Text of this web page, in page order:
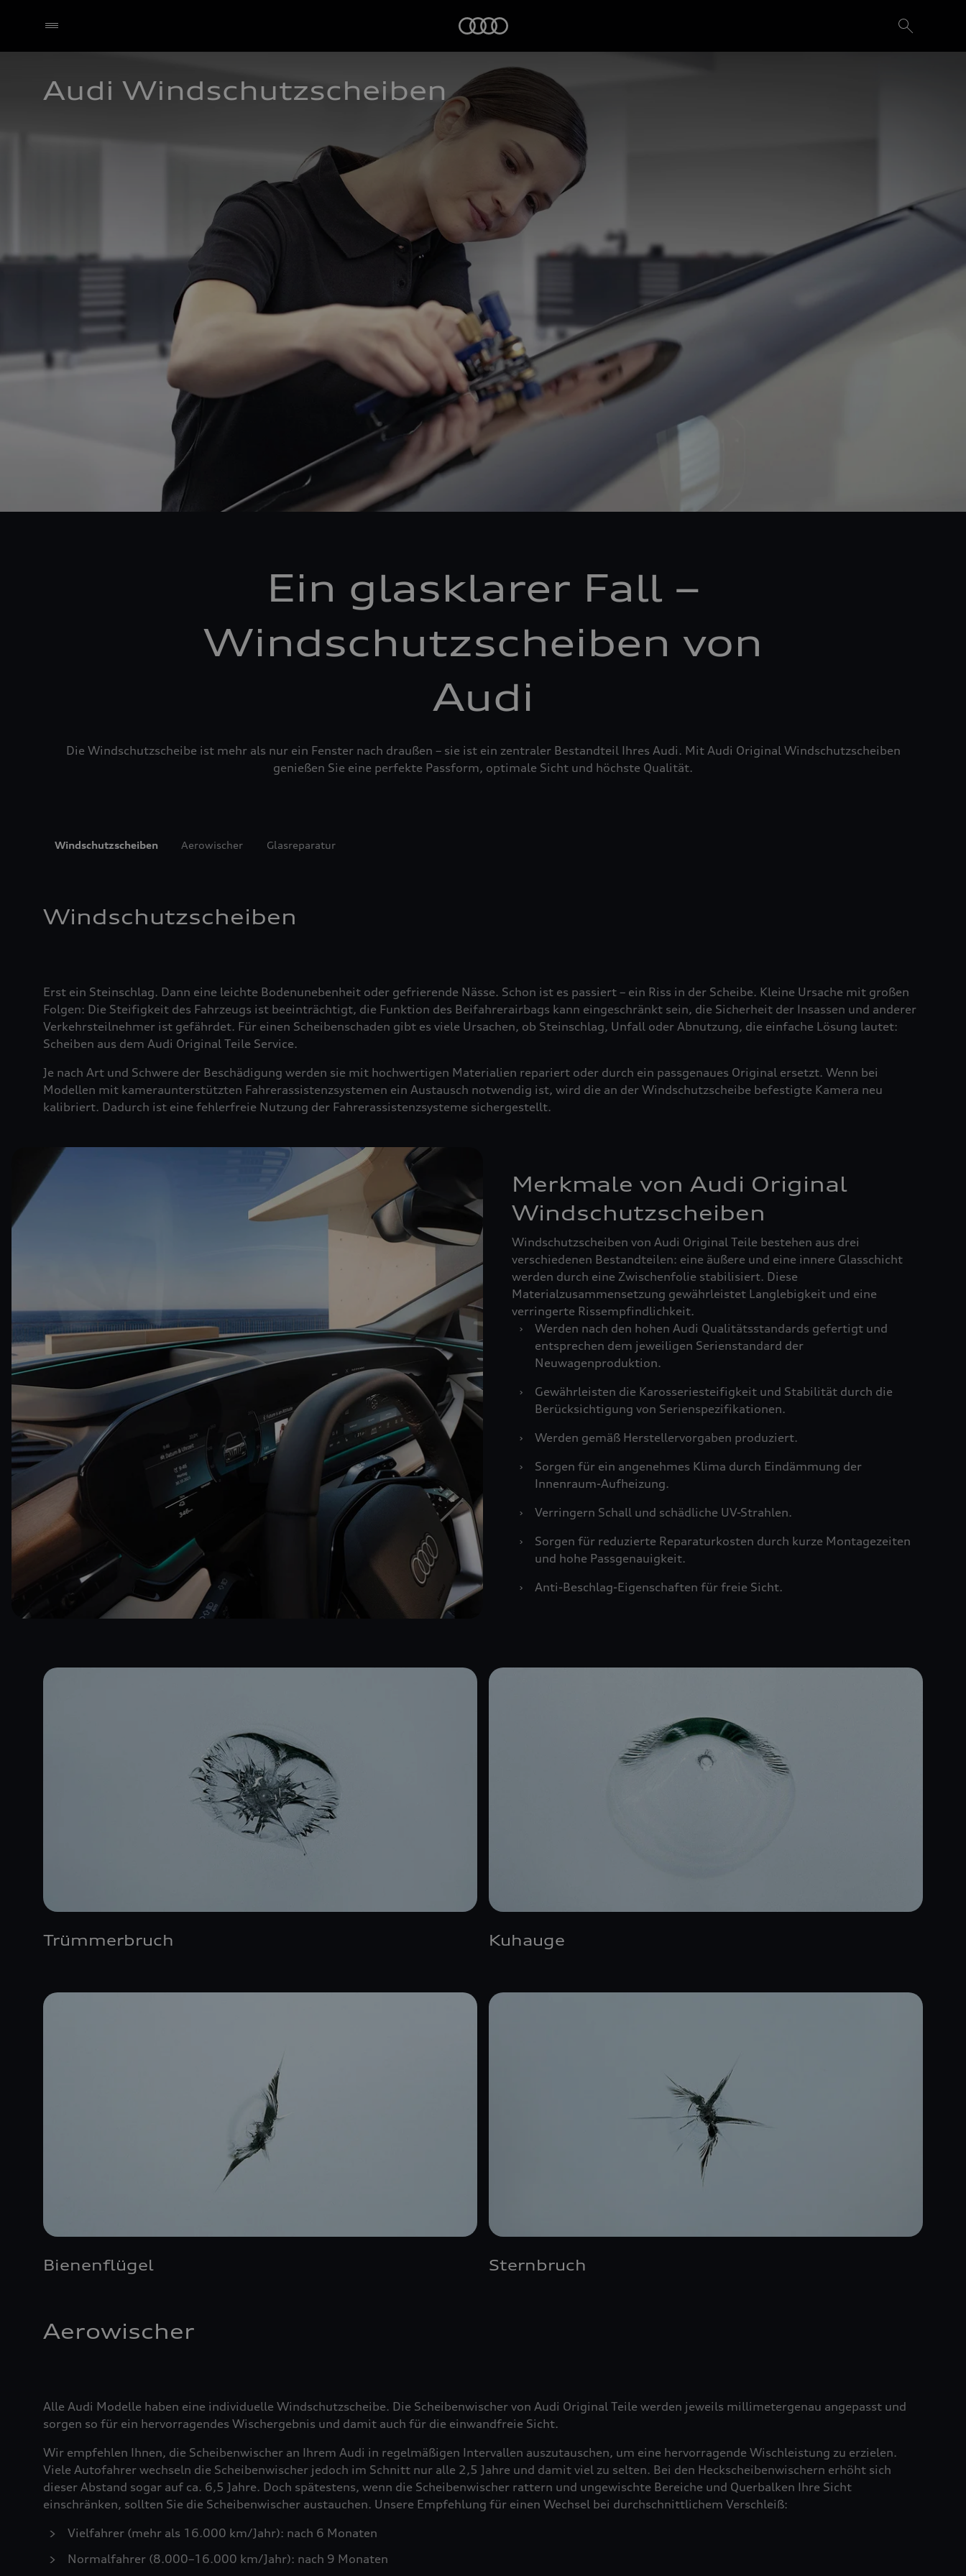
Audi Windschutzscheiben
Ein glasklarer Fall –
Windschutzscheiben von
Audi
Die Windschutzscheibe ist mehr als nur ein Fenster nach draußen – sie ist ein zentraler Bestandteil Ihres Audi. Mit Audi Original Windschutzscheiben
genießen Sie eine perfekte Passform, optimale Sicht und höchste Qualität.
Windschutzscheiben Aerowischer Glasreparatur
Windschutzscheiben
Erst ein Steinschlag. Dann eine leichte Bodenunebenheit oder gefrierende Nässe. Schon ist es passiert – ein Riss in der Scheibe. Kleine Ursache mit großen
Folgen: Die Steifigkeit des Fahrzeugs ist beeinträchtigt, die Funktion des Beifahrerairbags kann eingeschränkt sein, die Sicherheit der Insassen und anderer
Verkehrsteilnehmer ist gefährdet. Für einen Scheibenschaden gibt es viele Ursachen, ob Steinschlag, Unfall oder Abnutzung, die einfache Lösung lautet:
Scheiben aus dem Audi Original Teile Service.
Je nach Art und Schwere der Beschädigung werden sie mit hochwertigen Materialien repariert oder durch ein passgenaues Original ersetzt. Wenn bei
Modellen mit kameraunterstützten Fahrerassistenzsystemen ein Austausch notwendig ist, wird die an der Windschutzscheibe befestigte Kamera neu
kalibriert. Dadurch ist eine fehlerfreie Nutzung der Fahrerassistenzsysteme sichergestellt.
Merkmale von Audi Original
Windschutzscheiben
Windschutzscheiben von Audi Original Teile bestehen aus drei
verschiedenen Bestandteilen: eine äußere und eine innere Glasschicht
werden durch eine Zwischenfolie stabilisiert. Diese
Materialzusammensetzung gewährleistet Langlebigkeit und eine
verringerte Rissempfindlichkeit.
›
Werden nach den hohen Audi Qualitätsstandards gefertigt und
entsprechen dem jeweiligen Serienstandard der
Neuwagenproduktion.
›
Gewährleisten die Karosseriesteifigkeit und Stabilität durch die
Berücksichtigung von Serienspezifikationen.
›
Werden gemäß Herstellervorgaben produziert.
›
Sorgen für ein angenehmes Klima durch Eindämmung der
Innenraum-Aufheizung.
›
Verringern Schall und schädliche UV-Strahlen.
›
Sorgen für reduzierte Reparaturkosten durch kurze Montagezeiten
und hohe Passgenauigkeit.
›
Anti-Beschlag-Eigenschaften für freie Sicht.
Trümmerbruch Kuhauge
Bienenflügel Sternbruch
Aerowischer
Alle Audi Modelle haben eine individuelle Windschutzscheibe. Die Scheibenwischer von Audi Original Teile werden jeweils millimetergenau angepasst und
sorgen so für ein hervorragendes Wischergebnis und damit auch für die einwandfreie Sicht.
Wir empfehlen Ihnen, die Scheibenwischer an Ihrem Audi in regelmäßigen Intervallen auszutauschen, um eine hervorragende Wischleistung zu erzielen.
Viele Autofahrer wechseln die Scheibenwischer jedoch im Schnitt nur alle 2,5 Jahre und damit viel zu selten. Bei den Heckscheibenwischern erhöht sich
dieser Abstand sogar auf ca. 6,5 Jahre. Doch spätestens, wenn die Scheibenwischer rattern und ungewischte Bereiche und Querbalken Ihre Sicht
einschränken, sollten Sie die Scheibenwischer austauchen. Unsere Empfehlung für einen Wechsel bei durchschnittlichem Verschleiß:
Vielfahrer (mehr als 16.000 km/Jahr): nach 6 Monaten
Normalfahrer (8.000–16.000 km/Jahr): nach 9 Monaten